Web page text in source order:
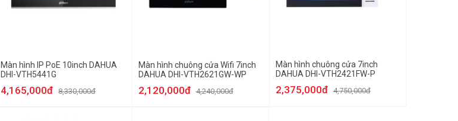
Màn hình IP PoE 10inch DAHUA
DHI-VTH5441G
4,165,000đ 8,330,000đ
Màn hình chuông cửa Wifi 7inch
DAHUA DHI-VTH2621GW-WP
2,120,000đ 4,240,000đ
Màn hình chuông cửa 7inch
DAHUA DHI-VTH2421FW-P
2,375,000đ 4,750,000đ